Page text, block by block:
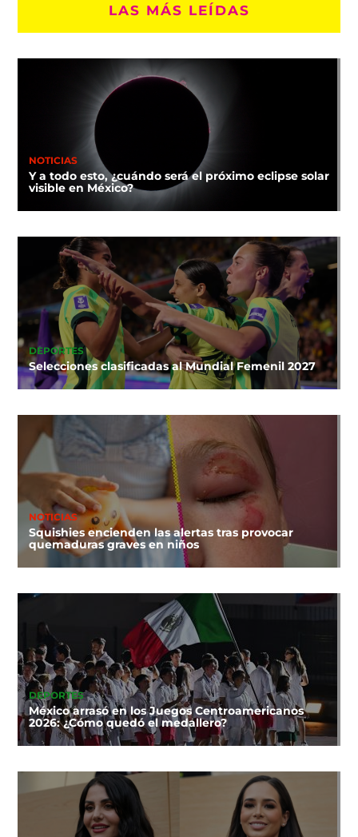
LAS MÁS LEÍDAS
NOTICIAS
Y a todo esto, ¿cuándo será el próximo eclipse solar
visible en México?
DEPORTES
Selecciones clasificadas al Mundial Femenil 2027
NOTICIAS
Squishies encienden las alertas tras provocar
quemaduras graves en niños
DEPORTES
México arrasó en los Juegos Centroamericanos
2026: ¿Cómo quedó el medallero?